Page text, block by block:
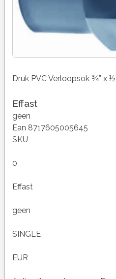
Druk PVC Verloopsok ¾” x
Effast
geen
Ean 8717605005645
SKU
0
Effast
geen
SINGLE
EUR